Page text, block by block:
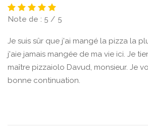
Note de : 5 / 5
Je suis sûr que j'ai mangé la pizza la
j'aie jamais mangée de ma vie ici. Je
maître pizzaiolo Davud, monsieur. Je
bonne continuation.